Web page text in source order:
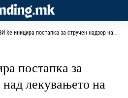
иницира постапка за стручен надзор над лекувањето на починатото петгодишно дете
постапка за
над лекувањето на